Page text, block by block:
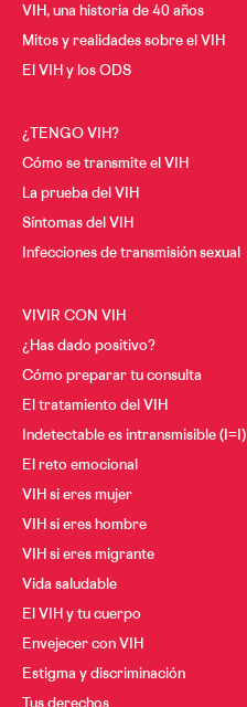
VIH, una historia de 40 años
Mitos y realidades sobre el VIH
El VIH y los ODS
¿TENGO VIH?
Cómo se transmite el VIH
La prueba del VIH
Síntomas del VIH
Infecciones de transmisión sexual
VIVIR CON VIH
¿Has dado positivo?
Cómo preparar tu consulta
El tratamiento del VIH
Indetectable es intransmisible (I=I)
El reto emocional
VIH si eres mujer
VIH si eres hombre
VIH si eres migrante
Vida saludable
El VIH y tu cuerpo
Envejecer con VIH
Estigma y discriminación